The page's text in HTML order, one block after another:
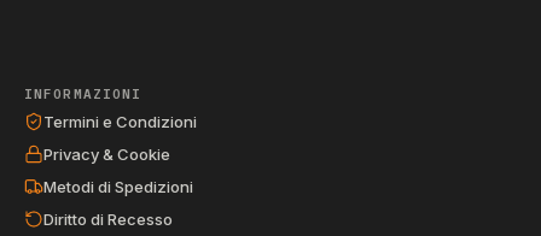
INFORMAZIONI
Termini e Condizioni
Privacy & Cookie
Metodi di Spedizioni
Diritto di Recesso